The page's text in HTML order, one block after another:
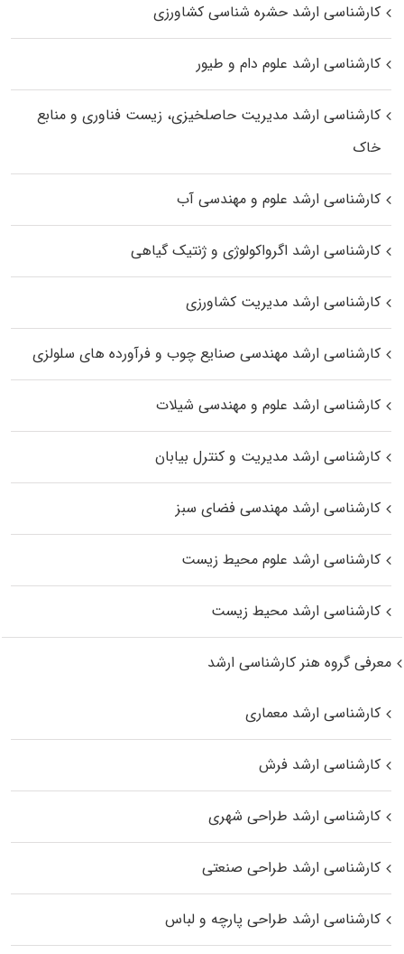
کارشناسی ارشد حشره‌ شناسی کشاورزی
کارشناسی ارشد علوم دام و طیور
کارشناسی ارشد مدیریت حاصلخیزی، زیست فناوری و منابع
خاک
کارشناسی ارشد علوم و مهندسی آب
کارشناسی ارشد اگرواکولوژی و ژنتیک گیاهی
کارشناسی ارشد مدیریت کشاورزی
کارشناسی ارشد مهندسی صنایع چوب و فرآورده‌ های سلولزی
کارشناسی ارشد علوم و مهندسی شیلات
کارشناسی ارشد مدیریت و کنترل بیابان
کارشناسی ارشد مهندسی فضای سبز
کارشناسی ارشد علوم محیط‌ زیست
کارشناسی ارشد محیط زیست
معرفی گروه هنر کارشناسی ارشد
کارشناسی ارشد معماری
کارشناسی ارشد فرش
کارشناسی ارشد طراحی شهری
کارشناسی ارشد طراحی صنعتی
کارشناسی ارشد طراحی پارچه و لباس